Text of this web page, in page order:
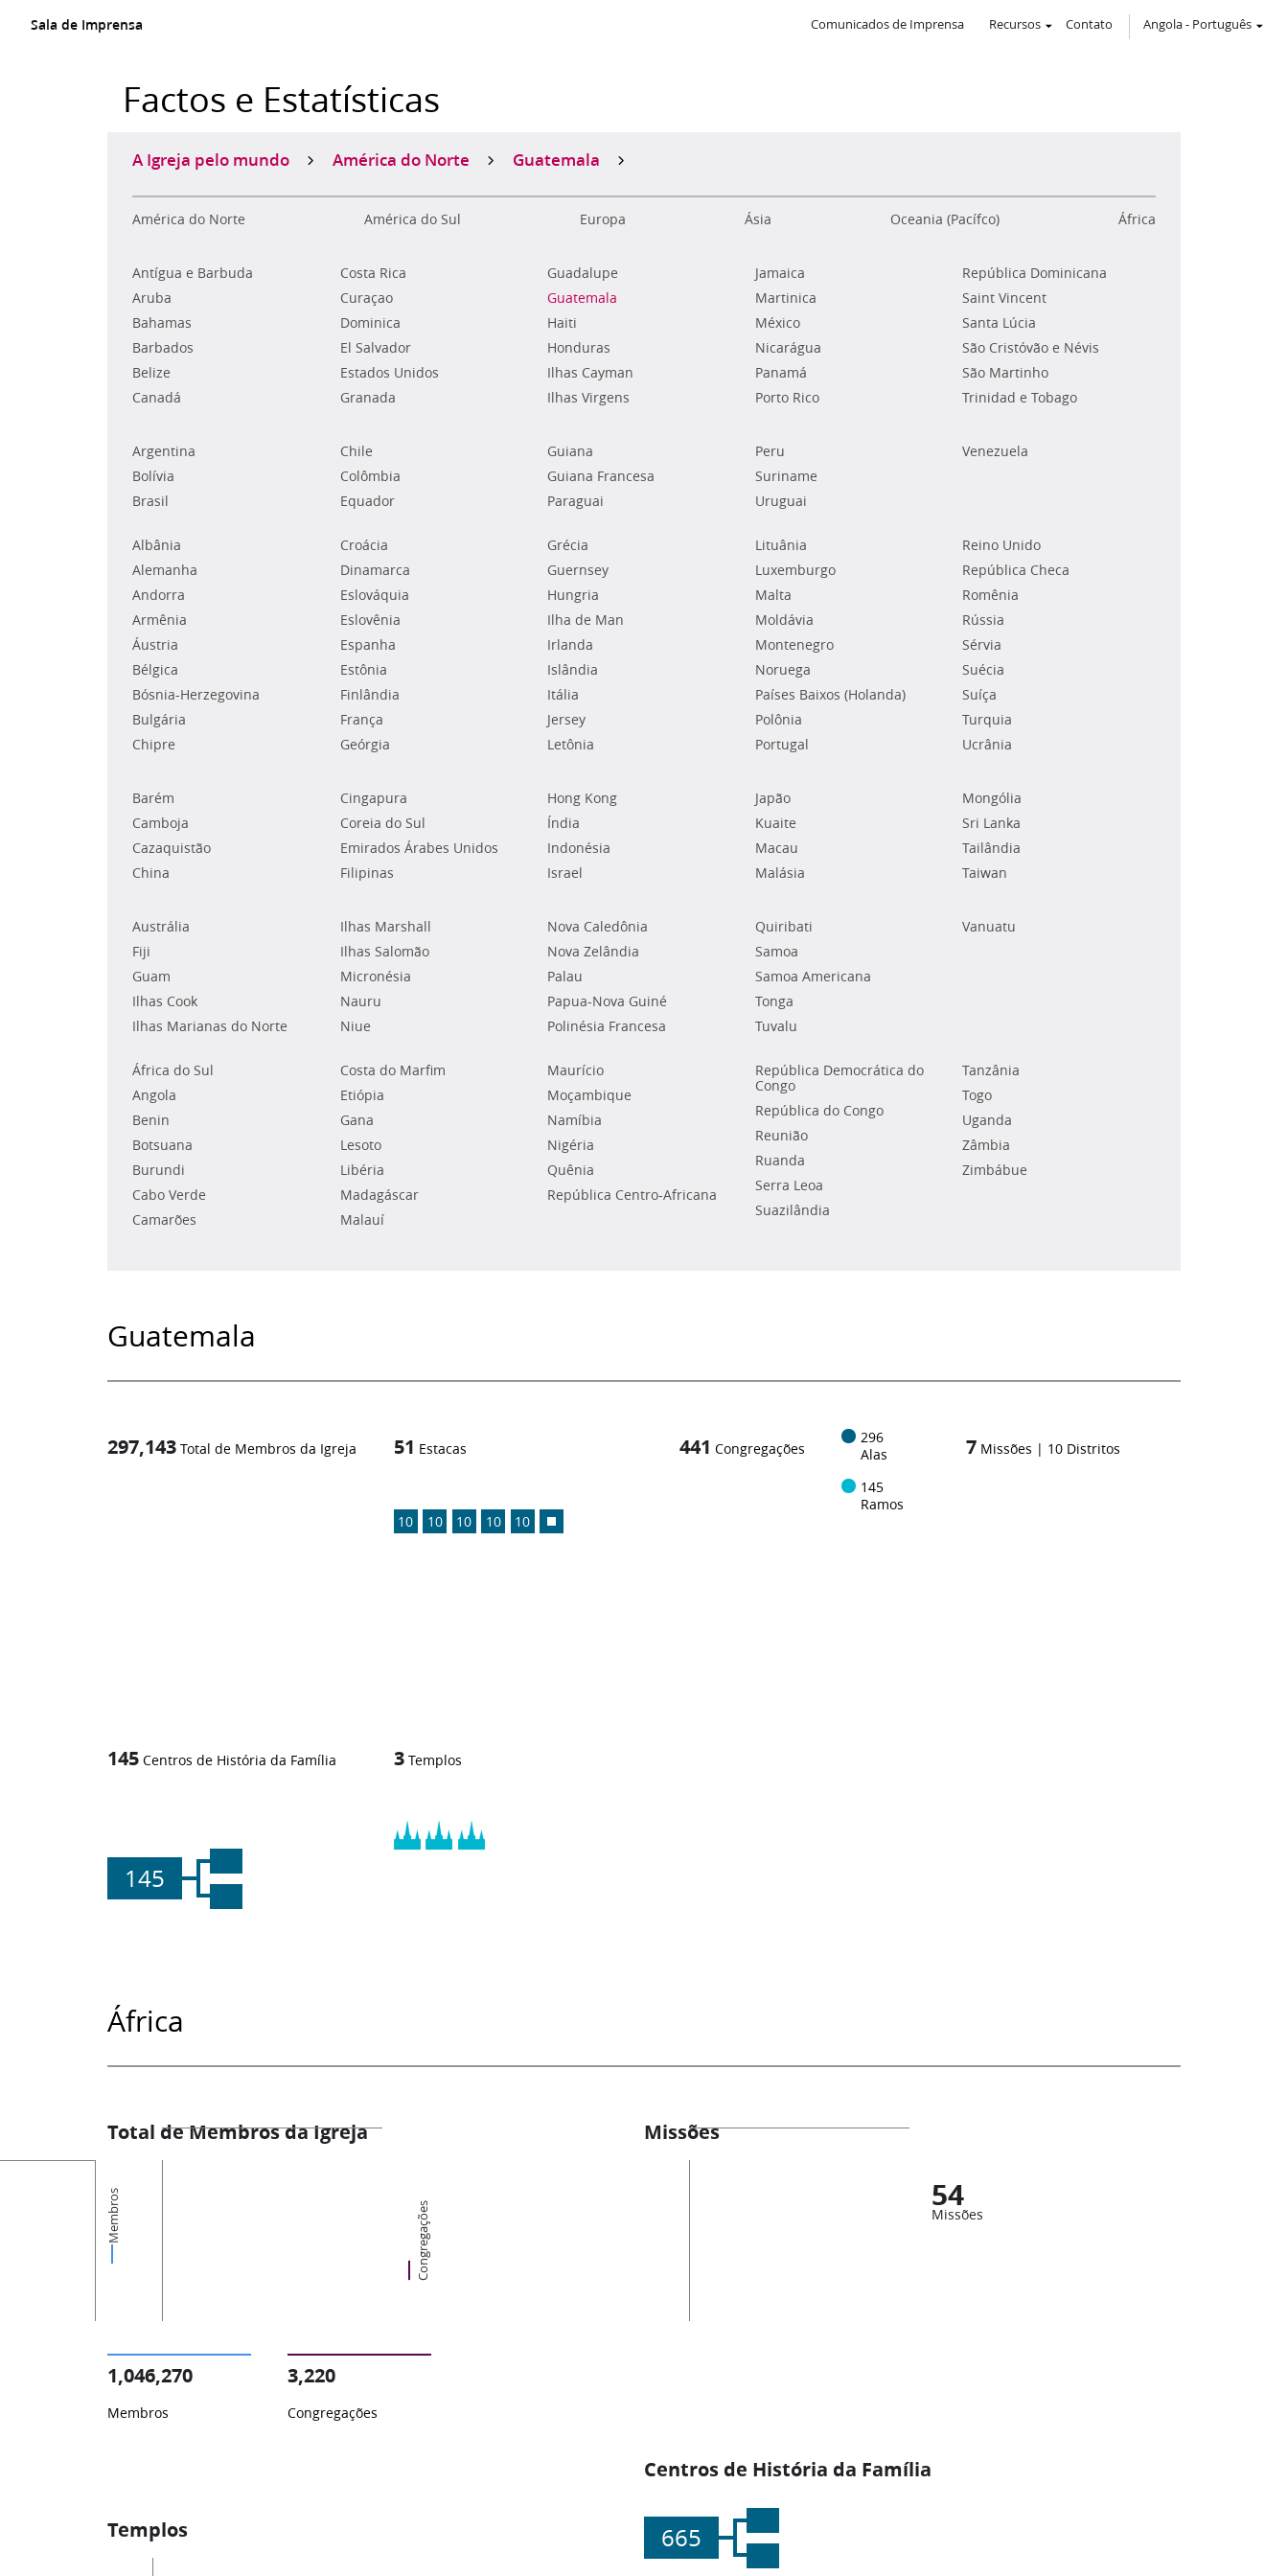
Sala de Imprensa Comunicados de Imprensa Recursos Contato Angola- Português
Factos e Estatísticas
A Igreja pelo mundo América do Norte Guatemala
América do Norte América do Sul Europa Ásia Oceania (Pacífco) África
Antígua e Barbuda
Aruba
Bahamas
Barbados
Belize
Canadá
Costa Rica
Curaçao
Dominica
El Salvador
Estados Unidos
Granada
Guadalupe
Guatemala
Haiti
Honduras
Ilhas Cayman
Ilhas Virgens
Jamaica
Martinica
México
Nicarágua
Panamá
Porto Rico
República Dominicana
Saint Vincent
Santa Lúcia
São Cristóvão e Névis
São Martinho
Trinidad e Tobago
Argentina
Bolívia
Brasil
Chile
Colômbia
Equador
Guiana
Guiana Francesa
Paraguai
Peru
Suriname
Uruguai
Venezuela
Albânia
Alemanha
Andorra
Armênia
Áustria
Bélgica
Bósnia-Herzegovina
Bulgária
Chipre
Croácia
Dinamarca
Eslováquia
Eslovênia
Espanha
Estônia
Finlândia
França
Geórgia
Grécia
Guernsey
Hungria
Ilha de Man
Irlanda
Islândia
Itália
Jersey
Letônia
Lituânia
Luxemburgo
Malta
Moldávia
Montenegro
Noruega
Países Baixos (Holanda)
Polônia
Portugal
Reino Unido
República Checa
Romênia
Rússia
Sérvia
Suécia
Suíça
Turquia
Ucrânia
Barém
Camboja
Cazaquistão
China
Cingapura
Coreia do Sul
Emirados Árabes Unidos
Filipinas
Hong Kong
Índia
Indonésia
Israel
Japão
Kuaite
Macau
Malásia
Mongólia
Sri Lanka
Tailândia
Taiwan
Austrália
Fiji
Guam
Ilhas Cook
Ilhas Marianas do Norte
Ilhas Marshall
Ilhas Salomão
Micronésia
Nauru
Niue
Nova Caledônia
Nova Zelândia
Palau
Papua-Nova Guiné
Polinésia Francesa
Quiribati
Samoa
Samoa Americana
Tonga
Tuvalu
Vanuatu
África do Sul
Angola
Benin
Botsuana
Burundi
Cabo Verde
Camarões
Costa do Marfim
Etiópia
Gana
Lesoto
Libéria
Madagáscar
Malauí
Maurício
Moçambique
Namíbia
Nigéria
Quênia
República Centro-Africana
República Democrática do
Congo
República do Congo
Reunião
Ruanda
Serra Leoa
Suazilândia
Tanzânia
Togo
Uganda
Zâmbia
Zimbábue
Guatemala
297,143 Total de Membros da Igreja 51 Estacas
10 10 10 10 10
441 Congregações
296
Alas
145
Ramos
145 Centros de História da Família
145
3 Templos
7 Missões | 10 Distritos
África
Total de Membros da Igreja
Membros Congregações
1,046,270
Membros
3,220
Congregações
Missões
54
Missões
Centros de História da Família
665
Templos